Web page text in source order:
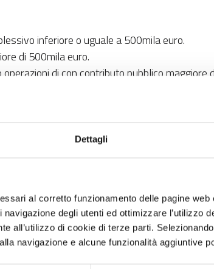
Dettagli
al corretto funzionamento delle pagine
navigazione degli utenti ed ottimizzare l’utilizzo
all’utilizzo di cookie di terze parti.
navigazione e alcune funzionalità aggiuntive
inferiore o uguale a 500mila euro.
di 500mila euro.
di con contributo pubblico
e contenente le informazioni necessarie a
caso avvenga prima della concessione, e
finanziati, in posizione chiaramente
affisso in manierapermanente.